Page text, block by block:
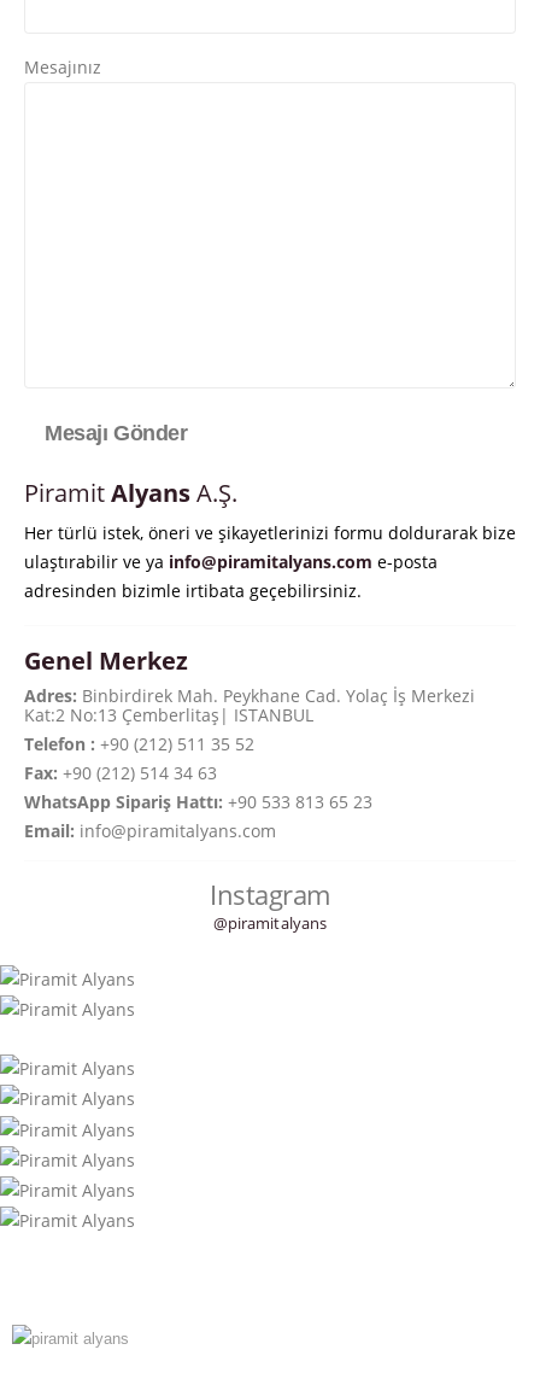
Mesajınız
PiramitAlyansA.Ş.
Her türlü istek, öneri ve şikayetlerinizi formu doldurarak bize
ulaştırabilir ve ya info@piramitalyans.com e-posta
adresinden bizimle irtibata geçebilirsiniz.
Genel Merkez
Adres: Binbirdirek Mah. Peykhane Cad. Yolaç İş Merkezi
Kat:2 No:13 Çemberlitaş| ISTANBUL
Telefon : +90 (212) 511 35 52
Fax: +90 (212) 514 34 63
WhatsApp Sipariş Hattı: +90 533 813 65 23
Email: info@piramitalyans.com
Instagram
@piramitalyans